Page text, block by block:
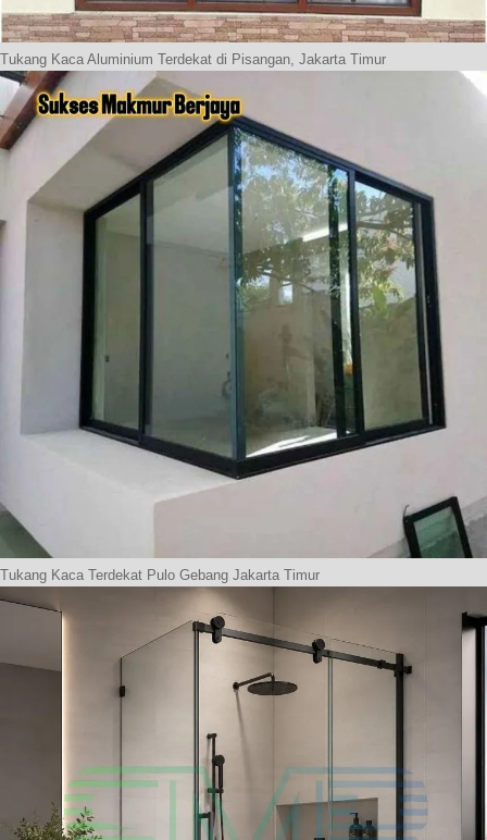
Tukang Kaca Aluminium Terdekat di Pisangan, Jakarta Timur
Tukang Kaca Terdekat Pulo Gebang Jakarta Timur